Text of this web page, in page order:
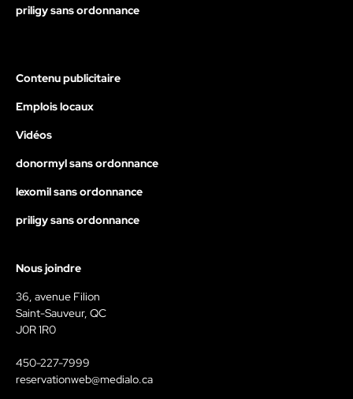
priligy sans ordonnance
Contenu publicitaire
Emplois locaux
Vidéos
donormyl sans ordonnance
lexomil sans ordonnance
priligy sans ordonnance
Nous joindre
36, avenue Filion
Saint-Sauveur, QC
J0R 1R0
450-227-7999
reservationweb@medialo.ca